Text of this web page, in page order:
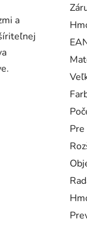
a
Pre